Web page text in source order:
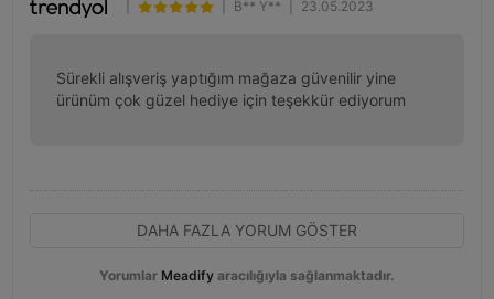
B** Y** 23.05.2023
Sürekli alışveriş yaptığım mağaza güvenilir yine
ürünüm çok güzel hediye için teşekkür ediyorum
DAHA FAZLA YORUM GÖSTER
Yorumlar Meadify aracılığıyla sağlanmaktadır.